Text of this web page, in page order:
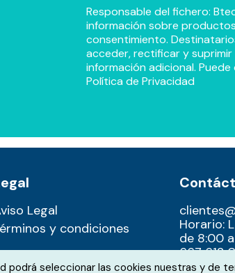
Responsable del fichero:
información sobre
consentimiento.
acceder, rectificar y
información adicional.
Política de Privacidad
Legal
y condiciones
Horario:
de 8:00
667 612
podrá seleccionar las cookies nuestras y de